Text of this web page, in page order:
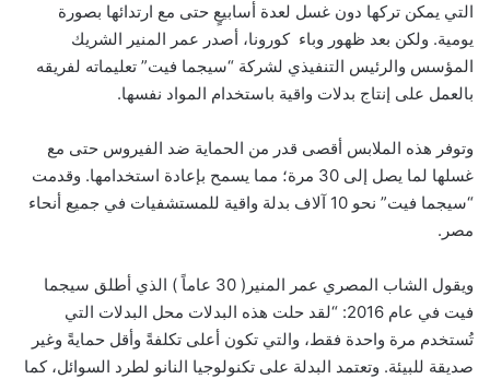
التي يمكن تركها دون غسل لعدة أسابيعٍ حتى مع ارتدائها بصورة
يومية. ولكن بعد ظهور وباء كورونا، أصدر عمر المنير الشريك
المؤسس والرئيس التنفيذي لشركة “سيجما فيت” تعليماته لفريقه
بالعمل على إنتاج بدلات واقية باستخدام المواد نفسها.
وتوفر هذه الملابس أقصى قدر من الحماية ضد الفيروس حتى مع
غسلها لما يصل إلى 30 مرة؛ مما يسمح بإعادة استخدامها. وقدمت
“سيجما فيت” نحو 10 آلاف بدلة واقية للمستشفيات في جميع أنحاء
مصر.
ويقول الشاب المصري عمر المنير( 30 عاماً ) الذي أطلق سيجما
فيت في عام 2016: “لقد حلت هذه البدلات محل البدلات التي
تُستخدم مرة واحدة فقط، والتي تكون أعلى تكلفةً وأقل حمايةً وغير
صديقة للبيئة. وتعتمد البدلة على تكنولوجيا النانو لطرد السوائل، كما